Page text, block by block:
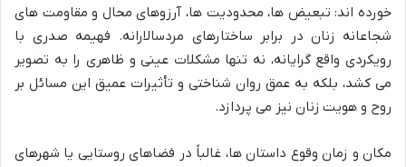
خورده اند: تبعیض ها، محدودیت ها، آرزوهای محال و مقاومت های
شجاعانه زنان در برابر ساختارهای مردسالارانه. فهیمه صدری با
رویکردی واقع گرایانه، نه تنها مشکلات عینی و ظاهری را به تصویر
می کشد، بلکه به عمق روان شناختی و تأثیرات عمیق این مسائل بر
روح و هویت زنان نیز می پردازد.
مکان و زمان وقوع داستان ها، غالباً در فضاهای روستایی یا شهرهای